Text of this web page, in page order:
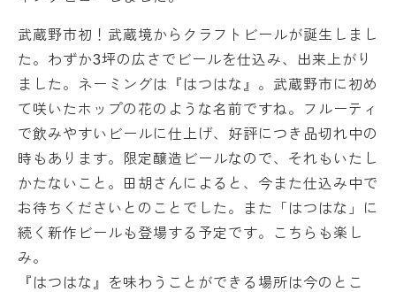
武蔵野市初！武蔵境からクラフトビールが誕生しまし
た。わずか3坪の広さでビールを仕込み、出来上がり
ました。ネーミングは『はつはな』。武蔵野市に初め
て咲いたホップの花のような名前ですね。フルーティ
で飲みやすいビールに仕上げ、好評につき品切れ中の
時もあります。限定醸造ビールなので、それもいたし
かたないこと。田胡さんによると、今また仕込み中で
お待ちくださいとのことでした。また「はつはな」に
続く新作ビールも登場する予定です。こちらも楽し
み。
『はつはな』を味わうことができる場所は今のとこ